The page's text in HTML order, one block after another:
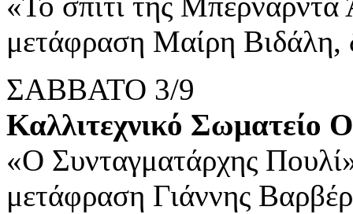
μετάφραση Μαίρη Βιδάλη,
ΣΑΒΒΑΤΟ 3/9
Καλλιτεχνικό Σωματείο
«Ο Συνταγματάρχης
μετάφραση Γιάννης